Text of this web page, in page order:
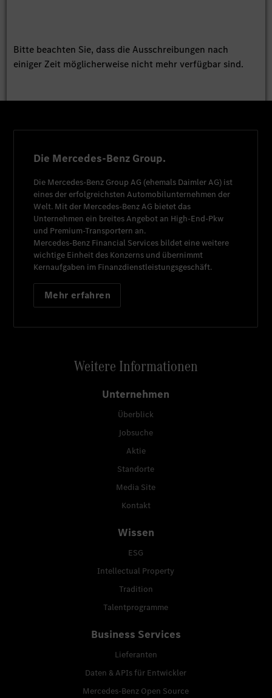
Bitte beachten Sie, dass die Ausschreibungen nach
einiger Zeit möglicherweise nicht mehr verfügbar sind.
Die Mercedes-Benz Group.
Die Mercedes-Benz Group AG (ehemals Daimler AG) ist
eines der erfolgreichsten Automobilunternehmen der
Welt. Mit der Mercedes-Benz AG bietet das
Unternehmen ein breites Angebot an High-End-Pkw
und Premium-Transportern an.
Mercedes-Benz Financial Services bildet eine weitere
wichtige Einheit des Konzerns und übernimmt
Kernaufgaben im Finanzdienstleistungsgeschäft.
Mehr erfahren
Weitere Informationen
Unternehmen
Überblick
Jobsuche
Aktie
Standorte
Media Site
Kontakt
Wissen
ESG
Intellectual Property
Tradition
Talentprogramme
Business Services
Lieferanten
Daten & APIs für Entwickler
Mercedes-Benz Open Source